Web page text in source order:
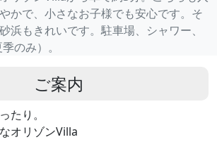
かで、小さなお子様でも安心です。そ
浜もきれいです。駐車場、シャワー、
のみ）。
ご案内
たり。
オリゾンVilla